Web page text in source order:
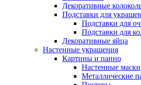
Декоративные
Подставки для
Подставки для
Подставки для
Декоративные яйца
Настенные украшения
Картины и панно
Настенные маски
Металлические